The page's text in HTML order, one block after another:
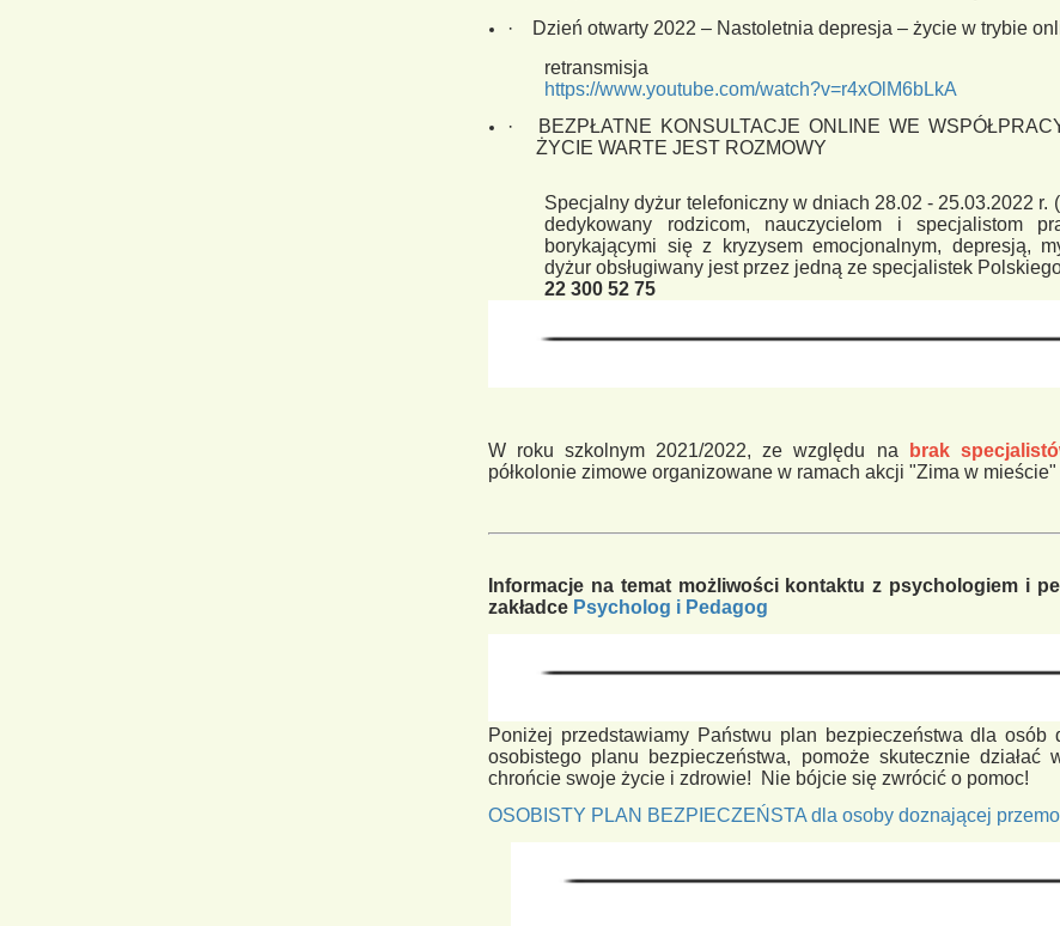
· Dzień otwarty 2022 – Nastoletnia depresja – życie w trybie
retransmisja
https://www.youtube.com/watch?v=r4xOlM6bLkA
·
BEZPŁATNE KONSULTACJE ONLINE WE
ŻYCIE WARTE JEST ROZMOWY
Specjalny dyżur telefoniczny w dniach 28.02 - 25.03.2022 r.
dedykowany
rodzicom, nauczycielom i specjalistom
borykającymi się z
kryzysem emocjonalnym, depresją,
dyżur obsługiwany jest przez jedną zespecjalistek
22 300 52 75
W roku szkolnym 2021/2022, ze względu na brak
półkolonie zimowe organizowane w ramach akcji "Zima w
Informacje na temat możliwości kontaktu z psychologiem i
zakładce Psycholog i Pedagog
Poniżej przedstawiamy Państwu plan bezpieczeństwa dla osób
osobistego planu bezpieczeństwa, pomoże skutecznie
chrońcie swoje życie i zdrowie! Nie bójcie się zwrócić o pomoc!
OSOBISTY PLAN BEZPIECZEŃSTA dla osoby doznającej